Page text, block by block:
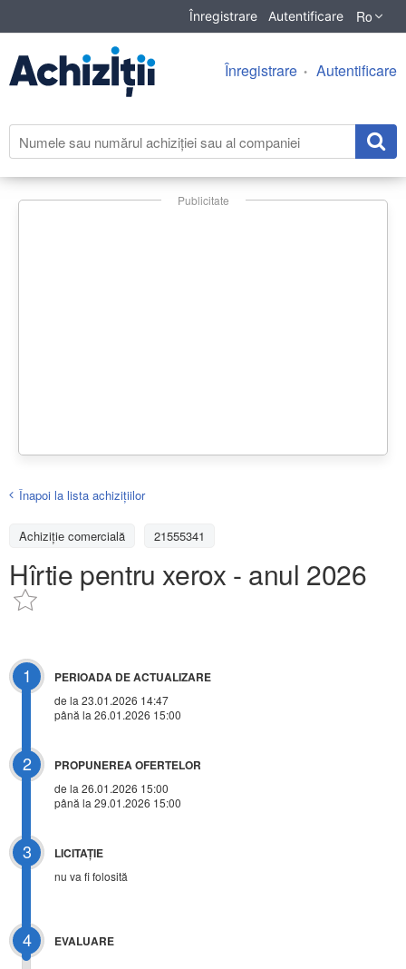
Înregistrare Autentificare Ro
Înregistrare Autentificare
Publicitate
Înapoi la lista achiziţiilor
Achizițiе comercială 21555341
Hîrtie pentru xerox - anul 2026
1 PERIOADA DE ACTUALIZARE
de la 23.01.2026 14:47
până la 26.01.2026 15:00
2 PROPUNEREA OFERTELOR
de la 26.01.2026 15:00
până la 29.01.2026 15:00
3 LICITAŢIE
nu va fi folosită
4 EVALUARE